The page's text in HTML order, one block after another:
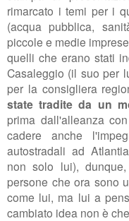
rimarcato i temi per i
(acqua pubblica,
piccole e medie
quelli che erano stati
Casaleggio (il suo per
per la consigliera
state tradite da un
prima dall'alleanza
cadere anche
autostradali ad
non solo lui),
persone che ora sono
come lui, ma lui a
cambiato idea non è